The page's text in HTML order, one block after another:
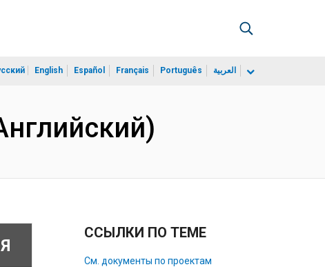
English Español Français Português العربية
ССЫЛКИ ПО ТЕМЕ
См. документы по проектам